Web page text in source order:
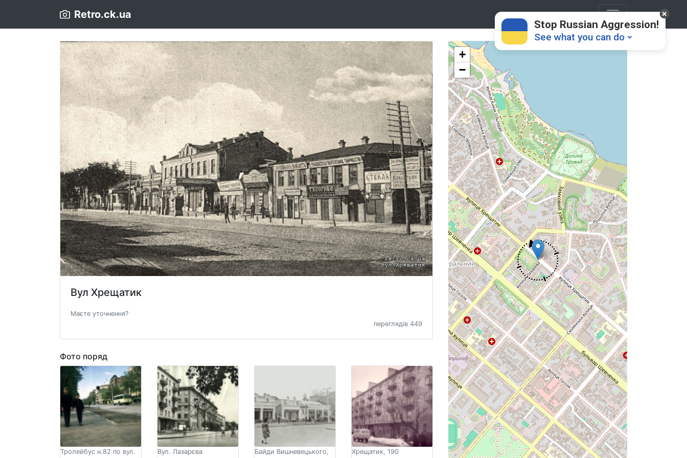
Retro.ck.ua
Вул Хрещатик
Маєте уточнення?
переглядів 449
Фото поряд
Тролейбус н.82 по вул.
Вул. Лазарєва
Байди Вишневецького,
Хрещатик, 190
+
−
Stop Russian Aggression!
See what you can do
Donate
Support Ukraine
Share this widget